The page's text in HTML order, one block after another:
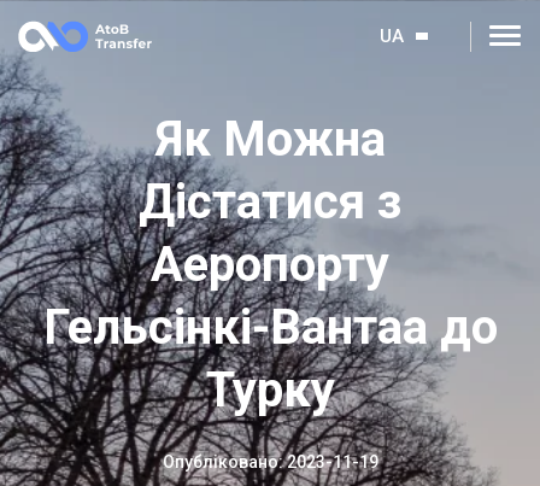
UA
Як Можна
Дістатися з
Аеропорту
Гельсінкі-Вантаа до
Турку
Опубліковано:2023-11-19